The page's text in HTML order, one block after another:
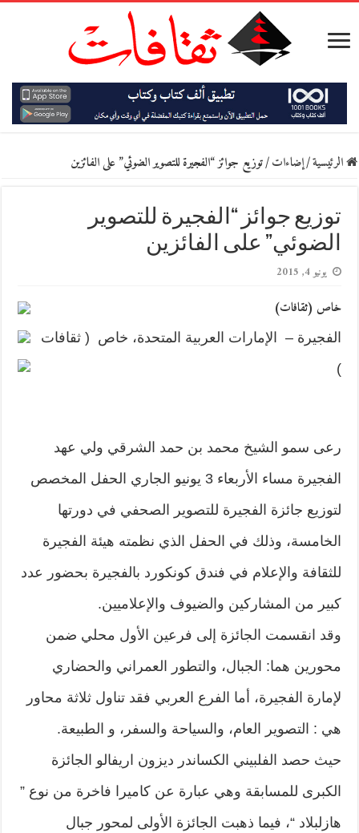
الرئيسية/إضاءات/توزيع جوائز “الفجيرة للتصوير الضوئي” على الفائزين
توزيع جوائز “الفجيرة للتصوير
الضوئي” على الفائزين
يونيو 4, 2015
خاص (ثقافات)
الفجيرة – الإمارات العربية المتحدة، خاص ( ثقافات
)
رعى سمو الشيخ محمد بن حمد الشرقي ولي عهد
الفجيرة مساء الأربعاء 3 يونيو الجاري الحفل المخصص
لتوزيع جائزة الفجيرة للتصوير الصحفي في دورتها
الخامسة، وذلك في الحفل الذي نظمته هيئة الفجيرة
للثقافة والإعلام في فندق كونكورد بالفجيرة بحضور عدد
كبير من المشاركين والضيوف والإعلاميين.
وقد انقسمت الجائزة إلى فرعين الأول محلي ضمن
محورين هما: الجبال، والتطور العمراني والحضاري
لإمارة الفجيرة، أما الفرع العربي فقد تناول ثلاثة محاور
هي : التصوير العام، والسياحة والسفر، و الطبيعة.
حيث حصد الفلبيني الكساندر ديزون اريفالو الجائزة
الكبرى للمسابقة وهي عبارة عن كاميرا فاخرة من نوع ”
هازلبلاد “، فيما ذهبت الجائزة الأولى لمحور جبال